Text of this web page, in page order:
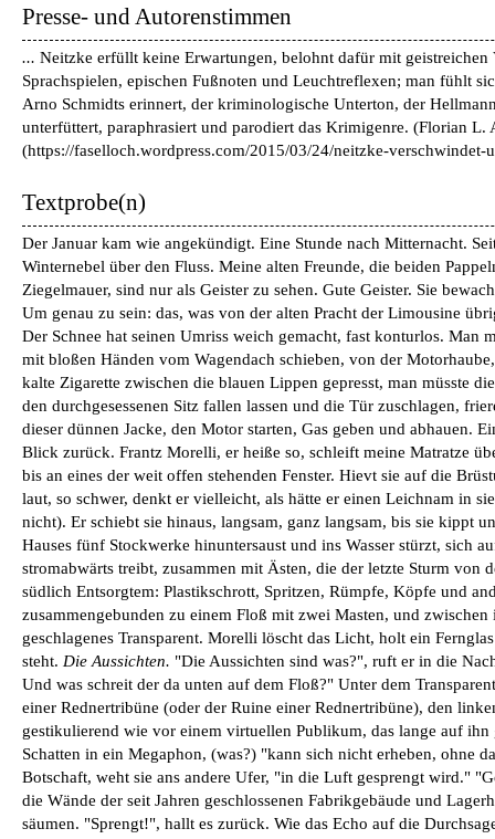
Presse- und Autorenstimmen
... Neitzke erfüllt keine Erwartungen, belohnt dafür mit geistreichen
Sprachspielen, epischen Fußnoten und Leuchtreflexen; man fühlt
Arno Schmidts erinnert, der kriminologische Unterton, der
unterfüttert, paraphrasiert und parodiert das Krimigenre. (Florian L.
(https://faselloch.wordpress.com/2015/03/24/neitzke-verschwindet-
Textprobe(n)
Der Januar kam wie angekündigt. Eine Stunde nach Mitternacht.
Winternebel über den Fluss. Meine alten Freunde, die beiden
Ziegelmauer, sind nur als Geister zu sehen. Gute Geister. Sie
Um genau zu sein: das, was von der alten Pracht der Limousine
Der Schnee hat seinen Umriss weich gemacht, fast konturlos. Man
mit bloßen Händen vom Wagendach schieben, von der
kalte Zigarette zwischen die blauen Lippen gepresst, man müsste
den durchgesessenen Sitz fallen lassen und die Tür zuschlagen,
dieser dünnen Jacke, den Motor starten, Gas geben und abhauen.
Blick zurück. Frantz Morelli, er heiße so, schleift meine Matratze
bis an eines der weit offen stehenden Fenster. Hievt sie auf die
laut, so schwer, denkt er vielleicht, als hätte er einen Leichnam in
nicht). Er schiebt sie hinaus, langsam, ganz langsam, bis sie kippt
Hauses fünf Stockwerke hinuntersaust und ins Wasser stürzt, sich
stromabwärts treibt, zusammen mit Ästen, die der letzte Sturm von
südlich Entsorgtem: Plastikschrott, Spritzen, Rümpfe, Köpfe und
zusammengebunden zu einem Floß mit zwei Masten, und
geschlagenes Transparent. Morelli löscht das Licht, holt ein
steht. Die Aussichten. "Die Aussichten sind was?", ruft er in die
Und was schreit der da unten auf dem Floß?" Unter dem
einer Rednertribüne (oder der Ruine einer Rednertribüne), den
gestikulierend wie vor einem virtuellen Publikum, das lange auf
Schatten in ein Megaphon, (was?) "kann sich nicht erheben, ohne
Botschaft, weht sie ans andere Ufer, "in die Luft gesprengt wird."
die Wände der seit Jahren geschlossenen Fabrikgebäude und
säumen. "Sprengt!", hallt es zurück. Wie das Echo auf die